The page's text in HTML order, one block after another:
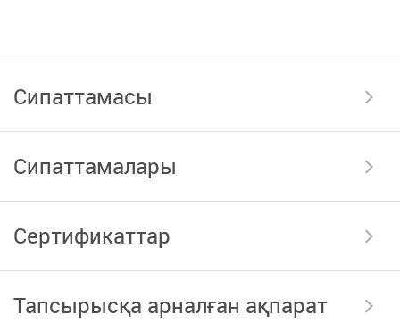
Сипаттамасы
Сипаттамалары
Сертификаттар
Тапсырысқа арналған ақпарат